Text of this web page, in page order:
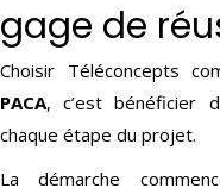
gage de
Choisir Téléconcepts
PACA, c’est bénéficier
chaque étape du projet.
La démarche